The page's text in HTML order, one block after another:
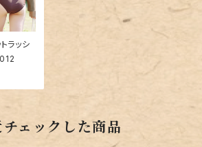
ラッシ
チェックした商品